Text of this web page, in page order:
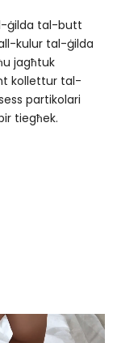
ġilda tal-butt
kulur tal-ġilda
jagħtuk
kollettur tal-
partikolari
tiegħek.